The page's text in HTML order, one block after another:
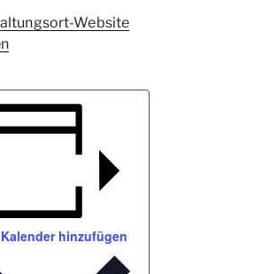
Website
hinzufügen